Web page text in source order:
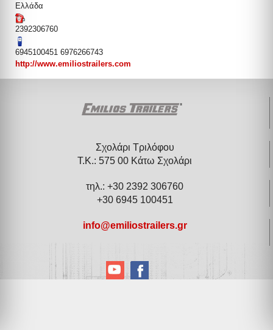
Ελλάδα
2392306760
6945100451 6976266743
http://www.emiliostrailers.com
Σχολάρι Τριλόφου
Τ.Κ.: 575 00 Κάτω Σχολάρι
τηλ.: +30 2392 306760
+30 6945 100451
info@emiliostrailers.gr